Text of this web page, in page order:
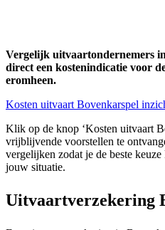
Vergelijk uitvaartondernemers
direct een kostenindicatie voor
eromheen.
Kosten uitvaart Bovenkarspel
Klik op de knop ‘Kosten uitvaart
vrijblijvende voorstellen te
vergelijken zodat je de beste
jouw situatie.
Uitvaartverzekering